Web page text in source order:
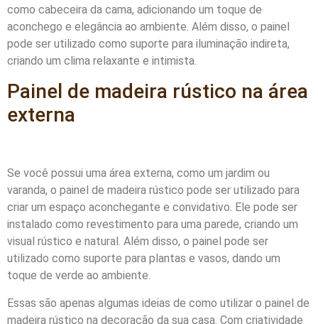
como cabeceira da cama, adicionando um toque de
aconchego e elegância ao ambiente. Além disso, o painel
pode ser utilizado como suporte para iluminação indireta,
criando um clima relaxante e intimista.
Painel de madeira rústico na área
externa
Se você possui uma área externa, como um jardim ou
varanda, o painel de madeira rústico pode ser utilizado para
criar um espaço aconchegante e convidativo. Ele pode ser
instalado como revestimento para uma parede, criando um
visual rústico e natural. Além disso, o painel pode ser
utilizado como suporte para plantas e vasos, dando um
toque de verde ao ambiente.
Essas são apenas algumas ideias de como utilizar o painel de
madeira rústico na decoração da sua casa. Com criatividade